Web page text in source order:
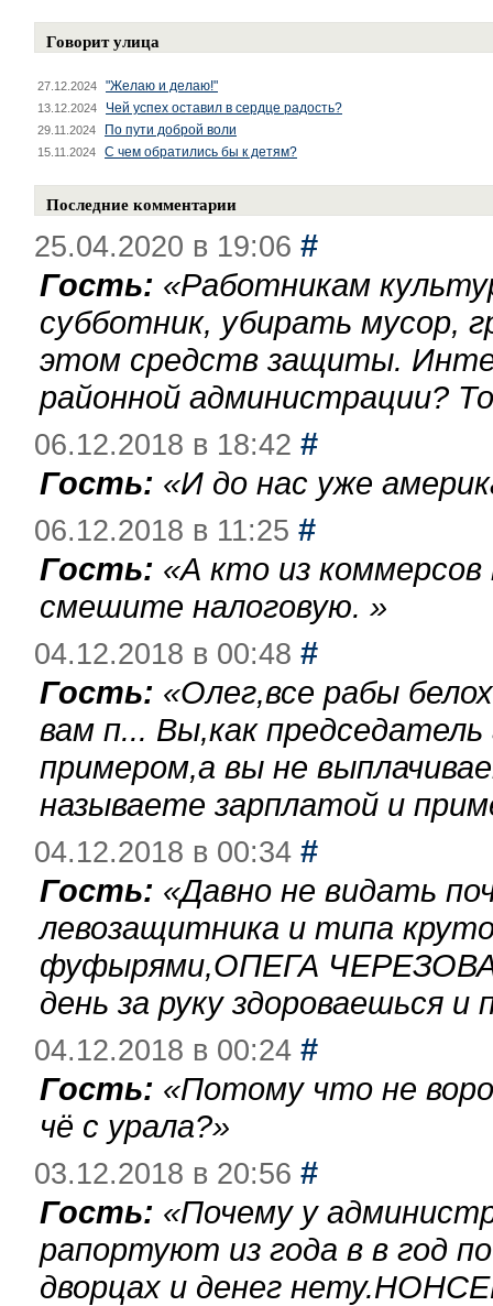
Говорит улица
27.12.2024 "Желаю и делаю!"
13.12.2024 Чей успех оставил в сердце радость?
29.11.2024 По пути доброй воли
15.11.2024 С чем обратились бы к детям?
Последние комментарии
25.04.2020 в 19:06 #
Гость: «Работникам
субботник, убирать мусор,
этом средств защиты.
районной администрации?
06.12.2018 в 18:42 #
Гость: «И до нас уже
06.12.2018 в 11:25 #
Гость: «А кто из
смешите налоговую. »
04.12.2018 в 00:48 #
Гость: «Олег,все рабы
вам п... Вы,как
примером,а вы не
называете зарплатой и
04.12.2018 в 00:34 #
Гость: «Давно не видать
левозащитника и типа
фуфырями,ОПЕГА
день за руку здороваешься
04.12.2018 в 00:24 #
Гость: «Потому что не
чё с урала?»
03.12.2018 в 20:56 #
Гость: «Почему у
рапортуют из года в в год
дворцах и денег